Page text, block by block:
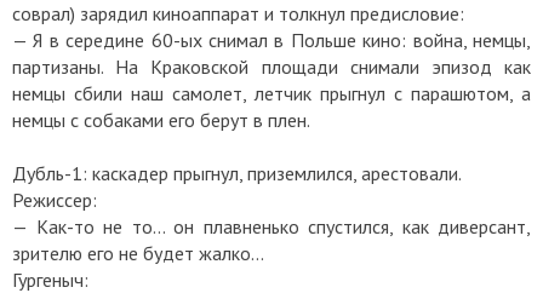
соврал) зарядил киноаппарат и толкнул предисловие:
— Я в середине 60-ых снимал в Польше кино: война, немцы,
партизаны. На Краковской площади снимали эпизод как
немцы сбили наш самолет, летчик прыгнул с парашютом, а
немцы с собаками его берут в плен.
Дубль-1: каскадер прыгнул, приземлился, арестовали.
Режиссер:
— Как-то не то... он плавненько спустился, как диверсант,
зрителю его не будет жалко...
Гургеныч: